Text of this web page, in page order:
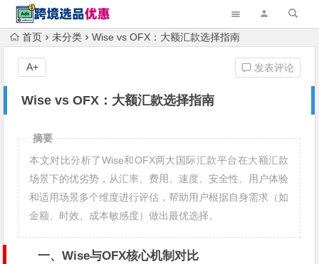
首页 未分类 Wise vs OFX：大额汇款选择指南
Wise vs OFX：大额汇款选择指南
发表评论
A+
摘要
本文对比分析了Wise和OFX两大国际汇款平台在大额汇款
场景下的优劣势，从汇率、费用、速度、安全性、用户体验
和适用场景多个维度进行评估，帮助用户根据自身需求（如
金额、时效、成本敏感度）做出最优选择。
一、Wise与OFX核心机制对比